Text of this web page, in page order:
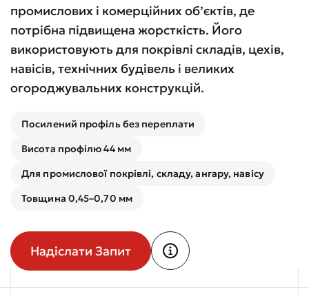
промислових і комерційних об’єктів, де
потрібна підвищена жорсткість. Його
використовують для покрівлі складів, цехів,
навісів, технічних будівель і великих
огороджувальних конструкцій.
Посилений профіль без переплати
Висота профілю 44 мм
Для промислової покрівлі, складу, ангару, навісу
Товщина 0,45–0,70 мм
Надіслати Запит